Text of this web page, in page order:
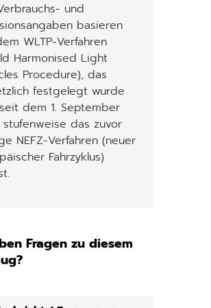
und
basieren
WLTP-Verfahren
Harmonised Light
Procedure), das
festgelegt wurde
dem 1. September
stufenweise das zuvor
NEFZ-Verfahren (neuer
Fahrzyklus)
Fragen zu diesem